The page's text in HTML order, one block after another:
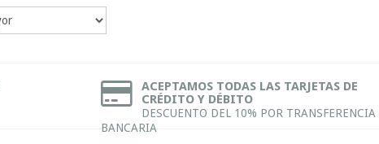
ACEPTAMOS TODAS LAS TARJETAS DE
CRÉDITO Y DÉBITO
DESCUENTO DEL 10% POR TRANSFERENCIA
BANCARIA